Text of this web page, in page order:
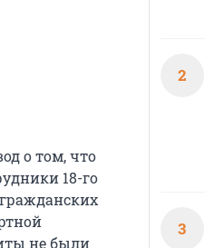
о том, что
18-го
не были
2
3